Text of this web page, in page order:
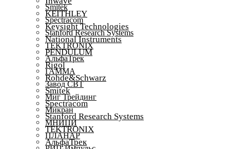
Smitek
Spectracom
Stanford Research Systems
TEKTRONIX
АльфаТрек
ГАММА
Завод СВТ
Миг Трейдинг
Микран
МНИПИ
ПЛАНАР
KEITHLEY
Keysight Technologies
National Instruments
PENDULUM
Rigol
Rohde&Schwarz
Smitek
Spectracom
Stanford Research Systems
TEKTRONIX
АльфаТрек